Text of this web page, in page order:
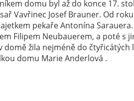
domu byl až do konce 17.
Vavřinec Josef Brauner. Od
pekaře Antonína Sarauera.
Filipem Neubauerem, a poté s
žila nejméně do čtyřicátých
domu Marie Anderlová .